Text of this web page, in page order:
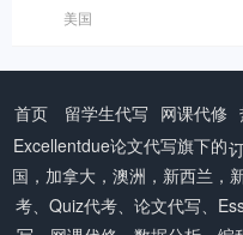
美国
首页 留学生代写 网课代修
Excellentdue论文代写旗下的
国，加拿大，澳洲，新西兰，
考、Quiz代考、论文代写、